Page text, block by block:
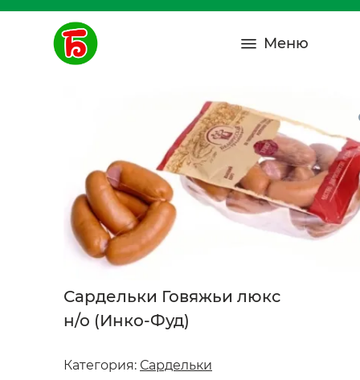
Меню
Сардельки Говяжьи люкс
н/о (Инко-Фуд)
Категория: Сардельки